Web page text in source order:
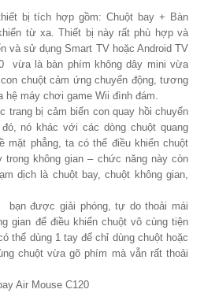
bị tích hợp gồm: Chuột bay + Bàn
từ xa. Thiết bị này rất phù hợp và
và sử dụng Smart TV hoặc Android TV
vừa là bàn phím không dây mini vừa
chuột cảm ứng chuyển động, tương
máy chơi game Wii đình đám.
trang bị cảm biến con quay hồi chuyển
nó khác với các dòng chuột quang
mặt phẳng, ta có thể điều khiển chuột
không gian – chức năng này còn
dịch là chuột bay, chuột không gian,
bạn được giải phóng, tự do thoải mái
gian để điều khiển chuột vô cùng tiện
thể dùng 1 tay để chỉ dùng chuột hoặc
chuột vừa gõ phím mà vẫn rất thoải
Air Mouse C120